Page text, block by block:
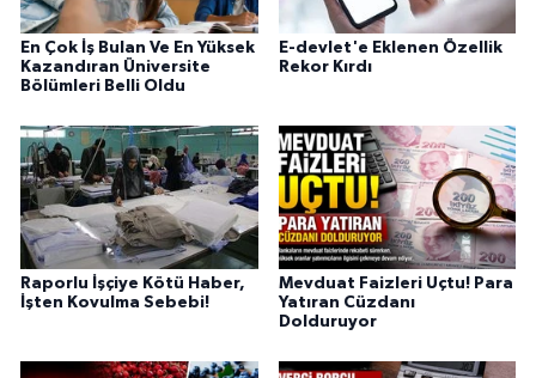
En Çok İş Bulan Ve En Yüksek
Kazandıran Üniversite
Bölümleri Belli Oldu
E-devlet'e Eklenen Özellik
Rekor Kırdı
Raporlu İşçiye Kötü Haber,
İşten Kovulma Sebebi!
Mevduat Faizleri Uçtu! Para
Yatıran Cüzdanı
Dolduruyor